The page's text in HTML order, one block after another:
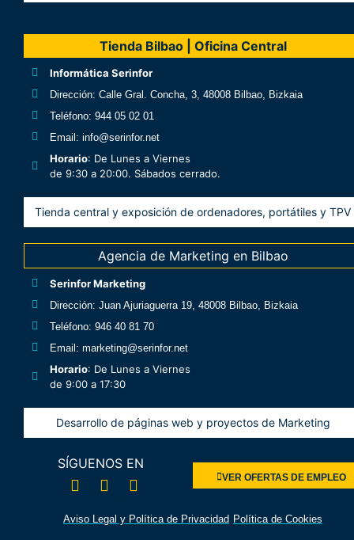
Tienda Bilbao | Oficina Central
Informática Serinfor
Dirección: Calle Gral. Concha, 3, 48008 Bilbao, Bizkaia
Teléfono: 944 05 02 01
Email: info@serinfor.net
Horario: De Lunes a Viernes
de 9:30 a 20:00. Sábados cerrado.
Tienda central y exposición de ordenadores, portátiles y TPV
Agencia de Marketing en Bilbao
Serinfor Marketing
Dirección: Juan Ajuriaguerra 19, 48008 Bilbao, Bizkaia
Teléfono: 946 40 81 70
Email: marketing@serinfor.net
Horario: De Lunes a Viernes
de 9:00 a 17:30
Desarrollo de páginas web y proyectos de Marketing
SÍGUENOS EN
VER OFERTAS DE EMPLEO
Aviso Legal y Política de Privacidad Política de Cookies